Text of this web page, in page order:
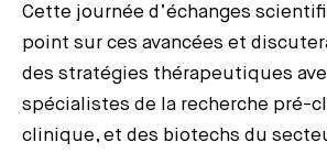
Cette journée d’échanges
point sur ces avancées et
des stratégies thérapeutiques
spécialistes de la recherche pré-
clinique, et des biotechs du